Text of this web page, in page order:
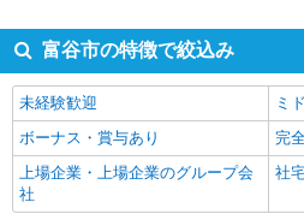
富谷市の特徴で絞込み
未経験歓迎
ミ
ボーナス・賞与あり
完
上場企業・上場企業のグループ会
社
社